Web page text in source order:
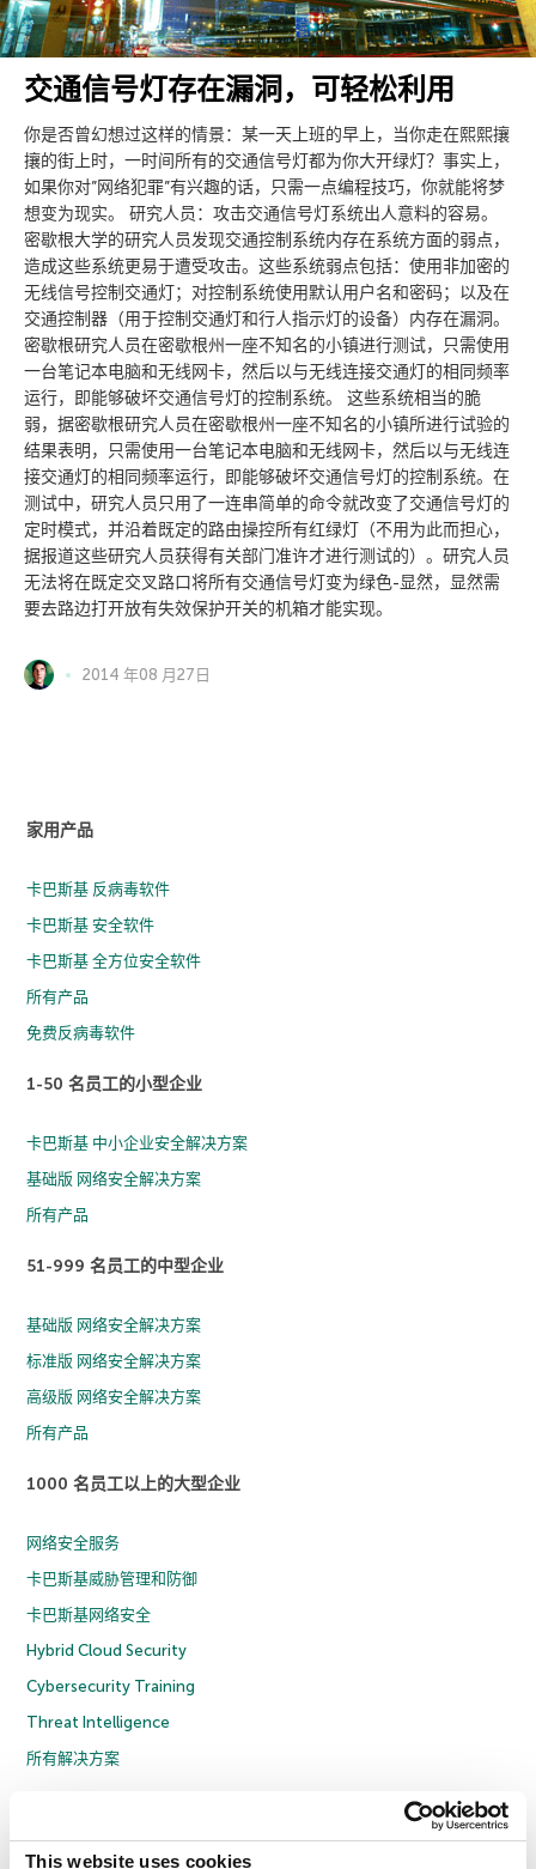
This website uses cookies
交通信号灯存在漏洞，可轻松利用
你是否曾幻想过这样的情景：某一天上班的早上，当你走在熙熙攘
攘的街上时，一时间所有的交通信号灯都为你大开绿灯？事实上，
如果你对”网络犯罪”有兴趣的话，只需一点编程技巧，你就能将梦
想变为现实。 研究人员：攻击交通信号灯系统出人意料的容易。
密歇根大学的研究人员发现交通控制系统内存在系统方面的弱点，
造成这些系统更易于遭受攻击。这些系统弱点包括：使用非加密的
无线信号控制交通灯；对控制系统使用默认用户名和密码；以及在
交通控制器（用于控制交通灯和行人指示灯的设备）内存在漏洞。
密歇根研究人员在密歇根州一座不知名的小镇进行测试，只需使用
一台笔记本电脑和无线网卡，然后以与无线连接交通灯的相同频率
运行，即能够破坏交通信号灯的控制系统。 这些系统相当的脆
弱，据密歇根研究人员在密歇根州一座不知名的小镇所进行试验的
结果表明，只需使用一台笔记本电脑和无线网卡，然后以与无线连
接交通灯的相同频率运行，即能够破坏交通信号灯的控制系统。在
测试中，研究人员只用了一连串简单的命令就改变了交通信号灯的
定时模式，并沿着既定的路由操控所有红绿灯（不用为此而担心，
据报道这些研究人员获得有关部门准许才进行测试的）。研究人员
无法将在既定交叉路口将所有交通信号灯变为绿色-显然，显然需
要去路边打开放有失效保护开关的机箱才能实现。
2014 年08 月27日
家用产品
卡巴斯基 反病毒软件
卡巴斯基 安全软件
卡巴斯基 全方位安全软件
所有产品
免费反病毒软件
1-50 名员工的小型企业
卡巴斯基 中小企业安全解决方案
基础版 网络安全解决方案
所有产品
51-999 名员工的中型企业
基础版 网络安全解决方案
标准版 网络安全解决方案
高级版 网络安全解决方案
所有产品
1000 名员工以上的大型企业
网络安全服务
卡巴斯基威胁管理和防御
卡巴斯基网络安全
Hybrid Cloud Security
Cybersecurity Training
Threat Intelligence
所有解决方案
隐私策略
反腐败政策
许可协议 B2B